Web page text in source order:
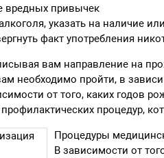
вредных привычек
указать на наличие
факт употребления
вам направление на
необходимо пройти, в
от того, каких годов
процедур,
Процедуры
В зависимости от